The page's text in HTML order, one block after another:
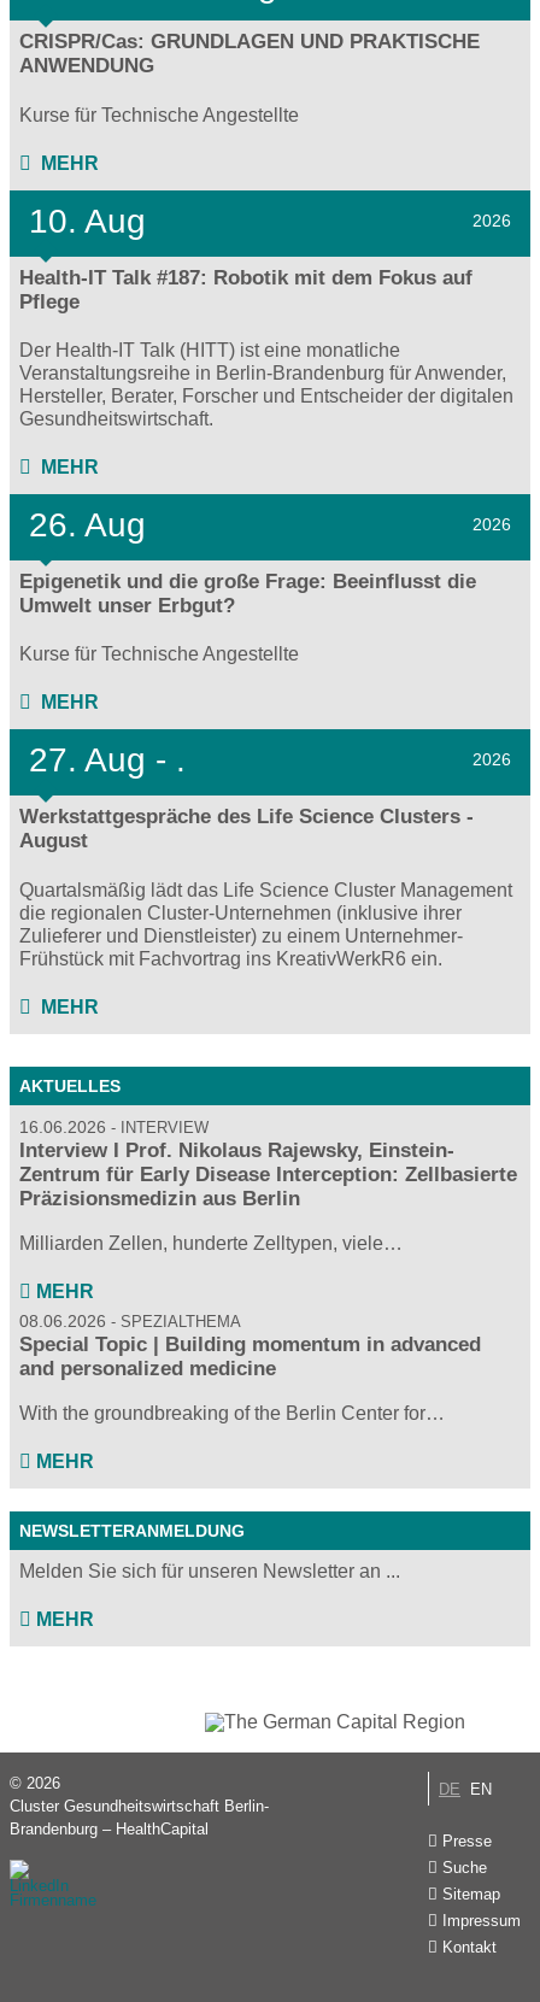
CRISPR/Cas: GRUNDLAGEN UND PRAKTISCHE
ANWENDUNG
Kurse für Technische Angestellte
MEHR
10. Aug 2026
Health-IT Talk #187: Robotik mit dem Fokus auf
Pflege
Der Health-IT Talk (HITT) ist eine monatliche
Veranstaltungsreihe in Berlin-Brandenburg für Anwender,
Hersteller, Berater, Forscher und Entscheider der digitalen
Gesundheitswirtschaft.
MEHR
26. Aug 2026
Epigenetik und die große Frage: Beeinflusst die
Umwelt unser Erbgut?
Kurse für Technische Angestellte
MEHR
27. Aug - . 2026
Werkstattgespräche des Life Science Clusters -
August
Quartalsmäßig lädt das Life Science Cluster Management
die regionalen Cluster-Unternehmen (inklusive ihrer
Zulieferer und Dienstleister) zu einem Unternehmer-
Frühstück mit Fachvortrag ins KreativWerkR6 ein.
MEHR
AKTUELLES
16.06.2026 INTERVIEW
Interview I Prof. Nikolaus Rajewsky, Einstein-
Zentrum für Early Disease Interception: Zellbasierte
Präzisionsmedizin aus Berlin
Milliarden Zellen, hunderte Zelltypen, viele…
MEHR
08.06.2026 SPEZIALTHEMA
Special Topic | Building momentum in advanced
and personalized medicine
With the groundbreaking of the Berlin Center for…
MEHR
NEWSLETTERANMELDUNG
Melden Sie sich für unseren Newsletter an ...
MEHR
DE EN
Presse
Suche
Sitemap
Impressum
Kontakt
© 2026
Cluster Gesundheitswirtschaft Berlin-
Brandenburg – HealthCapital